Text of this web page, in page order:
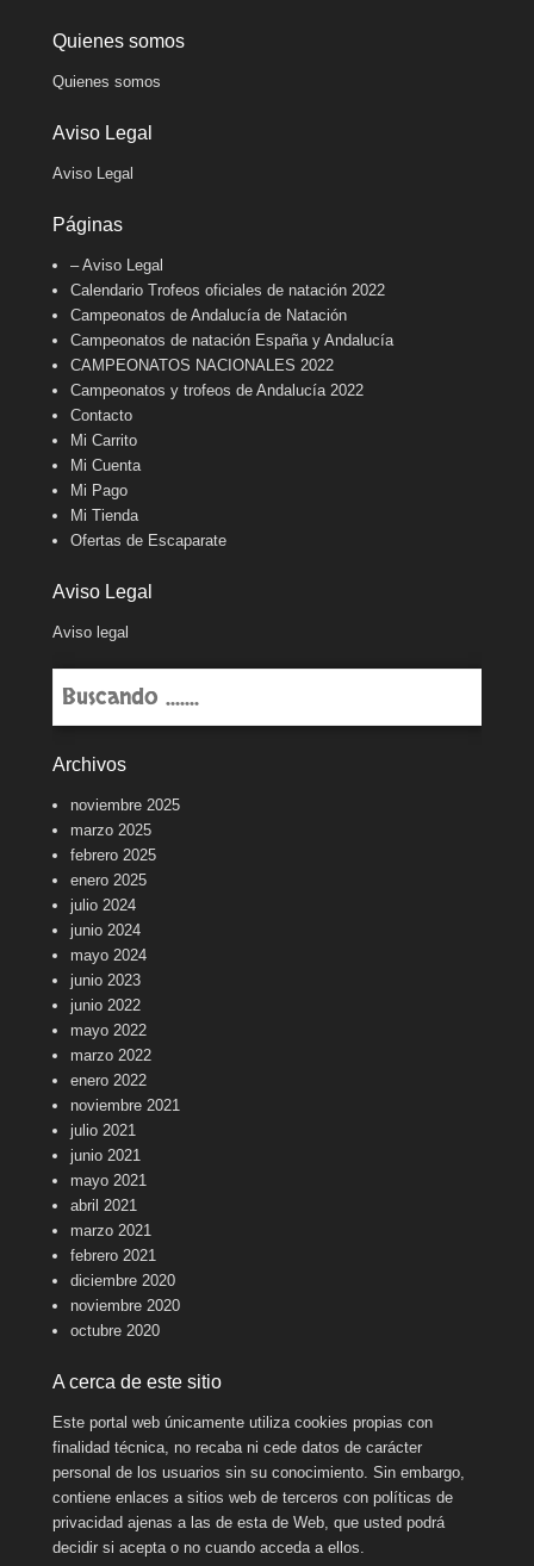
Quienes somos
Quienes somos
Aviso Legal
Aviso Legal
Páginas
– Aviso Legal
Calendario Trofeos oficiales de natación 2022
Campeonatos de Andalucía de Natación
Campeonatos de natación España y Andalucía
CAMPEONATOS NACIONALES 2022
Campeonatos y trofeos de Andalucía 2022
Contacto
Mi Carrito
Mi Cuenta
Mi Pago
Mi Tienda
Ofertas de Escaparate
Aviso Legal
Aviso legal
Buscar
Archivos
noviembre 2025
marzo 2025
febrero 2025
enero 2025
julio 2024
junio 2024
mayo 2024
junio 2023
junio 2022
mayo 2022
marzo 2022
enero 2022
noviembre 2021
julio 2021
junio 2021
mayo 2021
abril 2021
marzo 2021
febrero 2021
diciembre 2020
noviembre 2020
octubre 2020
A cerca de este sitio
Este portal web únicamente utiliza cookies propias con
finalidad técnica, no recaba ni cede datos de carácter
personal de los usuarios sin su conocimiento. Sin embargo,
contiene enlaces a sitios web de terceros con políticas de
privacidad ajenas a las de esta de Web, que usted podrá
decidir si acepta o no cuando acceda a ellos.